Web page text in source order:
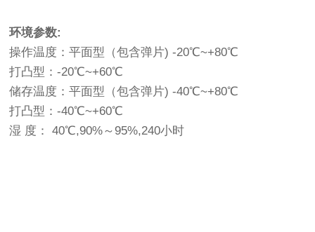
环境参数:
操作温度：平面型（包含弹片) -20℃~+80℃
打凸型：-20℃~+60℃
储存温度：平面型（包含弹片) -40℃~+80℃
打凸型：-40℃~+60℃
湿 度： 40℃,90%～95%,240小时